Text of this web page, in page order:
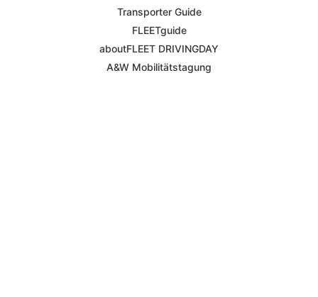
Transporter Guide
FLEETguide
aboutFLEET DRIVINGDAY
A&W Mobilitätstagung